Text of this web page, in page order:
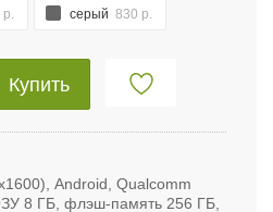
серый 830 р.
Купить
Android, Qualcomm
8 ГБ, флэш-память 256 ГБ,